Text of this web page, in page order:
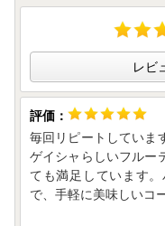
書が到着次第、順次作
受付・受理完了までに
※受理作業につきまし
ります。受理が完了い
ただきましたメールア
次お送りしております。
※申請書に何らかの不
にてご連絡しておりま
を必ずご確認いただき
たします。ご返信いた
ただけない場合は、
レビ
毎回リピートしていま
ゲイシャらしいフルー
ても満足しています
で、手軽に美味しいコ